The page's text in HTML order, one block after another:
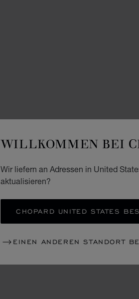
WILLKOMMEN BEI
Wir liefern an Adressen in United
aktualisieren?
CHOPARD UNITED STATES
EINEN ANDEREN STANDORT